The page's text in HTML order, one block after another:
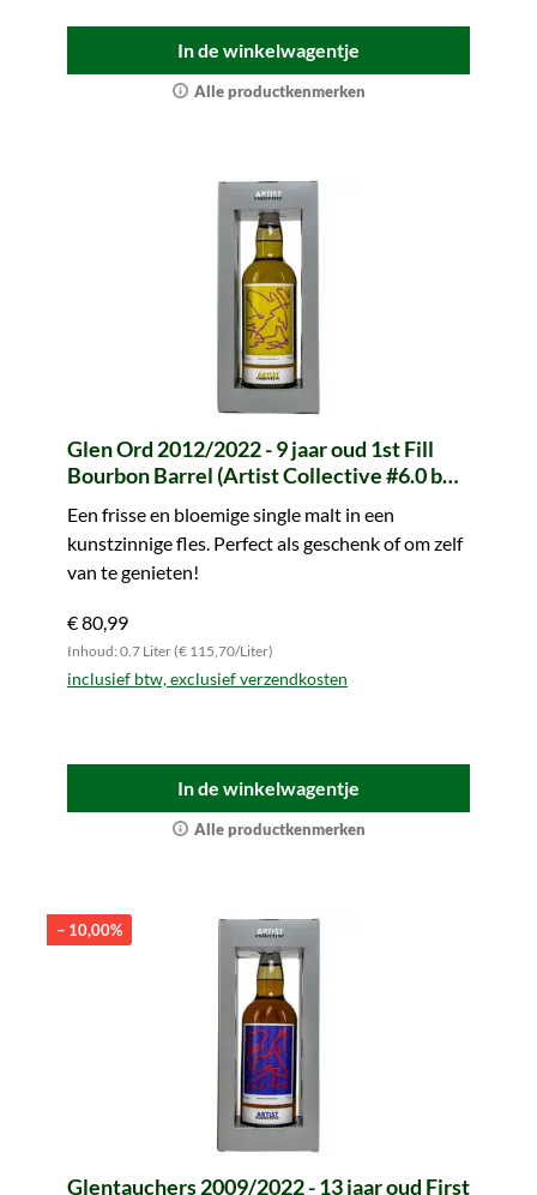
In de winkelwagentje
Alle productkenmerken
Glen Ord 2012/2022 - 9 jaar oud 1st Fill
Bourbon Barrel (Artist Collective #6.0 by
Een frisse en bloemige single malt in een
kunstzinnige fles. Perfect als geschenk of om zelf
van te genieten!
€ 80,99
Inhoud: 0.7 Liter (€ 115,70/Liter)
inclusief btw, exclusief verzendkosten
In de winkelwagentje
Alle productkenmerken
– 10,00%
Glentauchers 2009/2022 - 13 jaar oud First